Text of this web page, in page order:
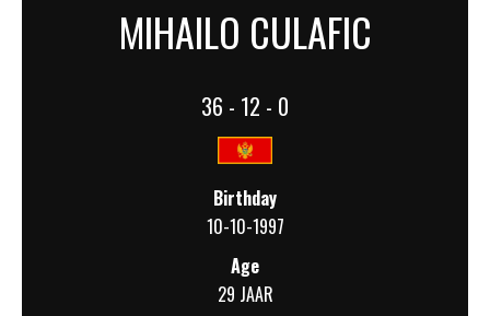
MIHAILO CULAFIC
36 - 12 - 0
Birthday
10-10-1997
Age
29 JAAR